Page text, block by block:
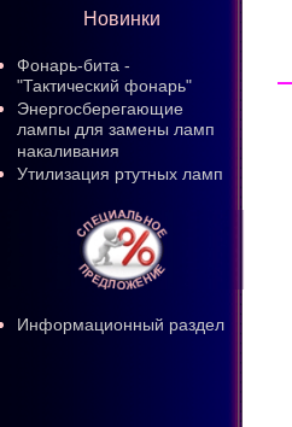
Новинки
Фонарь-бита -
"Тактический фонарь"
Энергосберегающие
лампы для замены ламп
накаливания
Утилизация ртутных ламп
Информационный раздел